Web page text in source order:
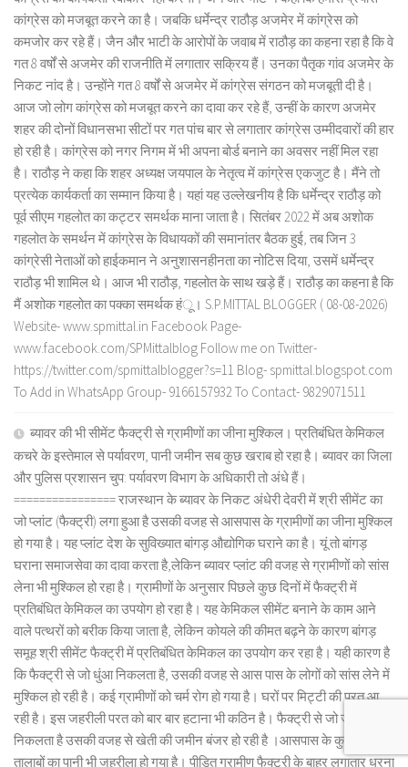
कांग्रेस को मजबूत करने का है। जबकि धर्मेन्द्र राठौड़ अजमेर में कांग्रेस को
कमजोर कर रहे हैं। जैन और भाटी के आरोपों के जवाब में राठौड़ का कहना रहा है कि वे
गत 8 वर्षों से अजमेर की राजनीति में लगातार सक्रिय हैं। उनका पैतृक गांव अजमेर के
निकट नांद है। उन्होंने गत 8 वर्षों से अजमेर में कांग्रेस संगठन को मजबूती दी है।
आज जो लोग कांग्रेस को मजबूत करने का दावा कर रहे हैं, उन्हीं के कारण अजमेर
शहर की दोनों विधानसभा सीटों पर गत पांच बार से लगातार कांग्रेस उम्मीदवारों की हार
हो रही है। कांग्रेस को नगर निगम में भी अपना बोर्ड बनाने का अवसर नहीं मिल रहा
है। राठौड़ ने कहा कि शहर अध्यक्ष जयपाल के नेतृत्व में कांग्रेस एकजुट है। मैंने तो
प्रत्येक कार्यकर्ता का सम्मान किया है। यहां यह उल्लेखनीय है कि धर्मेन्द्र राठौड़ को
पूर्व सीएम गहलोत का कट्टर समर्थक माना जाता है। सितंबर 2022 में अब अशोक
गहलोत के समर्थन में कांग्रेस के विधायकों की समानांतर बैठक हुई, तब जिन 3
कांग्रेसी नेताओं को हाईकमान ने अनुशासनहीनता का नोटिस दिया, उसमें धर्मेन्द्र
राठौड़ भी शामिल थे। आज भी राठौड़, गहलोत के साथ खड़े हैं। राठौड़ का कहना है कि
मैं अशोक गहलोत का पक्का समर्थक हंू। S.P.MITTAL BLOGGER ( 08-08-2026)
Website- www.spmittal.in Facebook Page-
www.facebook.com/SPMittalblog Follow me on Twitter-
https://twitter.com/spmittalblogger?s=11 Blog- spmittal.blogspot.com
To Add in WhatsApp Group- 9166157932 To Contact- 9829071511
ब्यावर की भी सीमेंट फैक्ट्री से ग्रामीणों का जीना मुश्किल। प्रतिबंधित केमिकल
कचरे के इस्तेमाल से पर्यावरण, पानी जमीन सब कुछ खराब हो रहा है। ब्यावर का जिला
और पुलिस प्रशासन चुप: पर्यावरण विभाग के अधिकारी तो अंधे हैं।
================ राजस्थान के ब्यावर के निकट अंधेरी देवरी में श्री सीमेंट का
जो प्लांट (फैक्ट्री) लगा हुआ है उसकी वजह से आसपास के ग्रामीणों का जीना मुश्किल
हो गया है। यह प्लांट देश के सुविख्यात बांगड़ औद्योगिक घराने का है। यूं तो बांगड़
घराना समाजसेवा का दावा करता है,लेकिन ब्यावर प्लांट की वजह से ग्रामीणों को सांस
लेना भी मुश्किल हो रहा है। ग्रामीणों के अनुसार पिछले कुछ दिनों में फैक्ट्री में
प्रतिबंधित केमिकल का उपयोग हो रहा है। यह केमिकल सीमेंट बनाने के काम आने
वाले पत्थरों को बरीक किया जाता है, लेकिन कोयले की कीमत बढ़ने के कारण बांगड़
समूह श्री सीमेंट फैक्ट्री में प्रतिबंधित केमिकल का उपयोग कर रहा है। यही कारण है
कि फैक्ट्री से जो धुंआ निकलता है, उसकी वजह से आस पास के लोगों को सांस लेने में
मुश्किल हो रही है। कई ग्रामीणों को चर्म रोग हो गया है। घरों पर मिट्टी की परत आ
रही है। इस जहरीली परत को बार बार हटाना भी कठिन है। फैक्ट्री से जो जरीला पानी
निकलता है उसकी वजह से खेती की जमीन बंजर हो रही है ।आसपास के कुओं और
तालाबों का पानी भी जहरीला हो गया है। पीड़ित ग्रामीण फैक्ट्री के बाहर लगातार धरना